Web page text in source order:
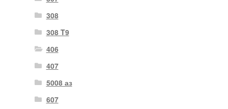
308
308 T9
406
407
5008 аз
607